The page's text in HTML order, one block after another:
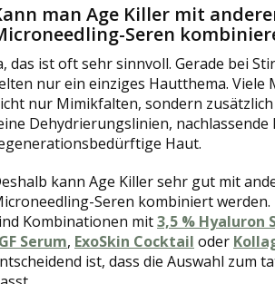
man Age Killer mit
Seren
das ist oft sehr sinnvoll. Gerade bei
nur ein einziges Hautthema. Viele
nur Mimikfalten, sondern
Dehydrierungslinien,
Haut.
kann Age Killer sehr gut mit
Seren kombiniert
Kombinationen mit3,5 % Hyaluron
Serum, ExoSkin Cocktail oder
ist, dass die Auswahl zum